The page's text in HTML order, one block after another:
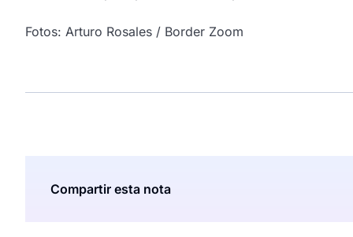
Fotos: Arturo Rosales / Border Zoom
Compartir esta nota